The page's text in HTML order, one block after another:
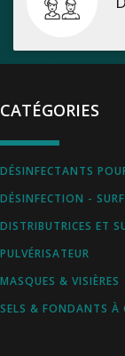
CATÉGORIES
DÉSINFECTANTS
DÉSINFECTION -
DISTRIBUTRICES ET
PULVÉRISATEUR
MASQUES & VISIÈRES
SELS & FONDANTS À